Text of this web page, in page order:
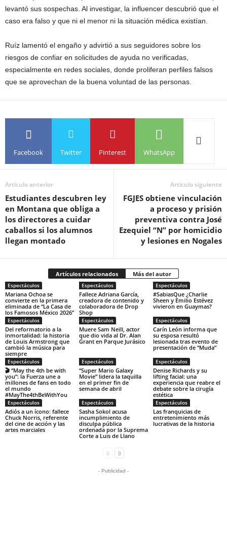
levantó sus sospechas. Al investigar, la influencer descubrió que el
caso era falso y que ni el menor ni la situación médica existían.
Ruíz lamentó el engaño y advirtió a sus seguidores sobre los
riesgos de confiar en solicitudes de ayuda no verificadas,
especialmente en redes sociales, donde proliferan perfiles falsos
que se aprovechan de la buena voluntad de las personas.
Facebook Twitter Pinterest WhatsApp
Artículo anterior
Estudiantes descubren ley
en Montana que obliga a
los directores a cuidar
caballos si los alumnos
llegan montado
Artículo siguiente
FGJES obtiene vinculación
a proceso y prisión
preventiva contra José
Ezequiel “N” por homicidio
y lesiones en Nogales
Artículos relacionados Más del autor
Espectáculos
Mariana Ochoa se
convierte en la primera
eliminada de “La Casa de
los Famosos México 2026”
Espectáculos
Fallece Adriana García,
creadora de contenido y
colaboradora de Drop
Shop
Espectáculos
#SabiasQue ¿Charlie
Sheen y Emilio Estévez
vivieron en Guaymas?
Espectáculos
Del reformatorio a la
inmortalidad: la historia
de Louis Armstrong que
cambió la música para
siempre
Espectáculos
Muere Sam Neill, actor
que dio vida al Dr. Alan
Grant en Parque Jurásico
Espectáculos
Carín León informa que
su esposa resultó
lesionada tras evento de
presentación de “Muda”
Espectáculos
🎬 “May the 4th be with
you”: la Fuerza une a
millones de fans en todo
el mundo
#MayThe4thBeWithYou
Espectáculos
“Super Mario Galaxy
Movie” lidera la taquilla
en el primer fin de
semana de abril
Espectáculos
Denise Richards y su
lifting facial: una
experiencia que reabre el
debate sobre la cirugía
estética
Espectáculos
Adiós a un ícono: fallece
Chuck Norris, referente
del cine de acción y las
artes marciales
Espectáculos
Sasha Sokol acusa
incumplimiento de
disculpa pública
ordenada por la Suprema
Corte a Luis de Llano
Espectáculos
Las franquicias de
entretenimiento más
lucrativas de la historia
- Publicidad -